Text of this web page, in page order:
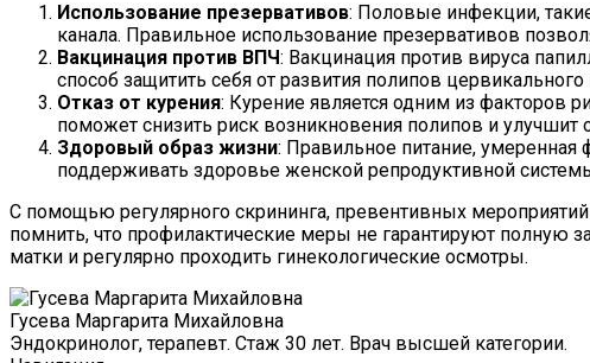
Использование презервативов: Половые инфекции,
канала. Правильное использование презервативов
Вакцинация против ВПЧ: Вакцинация против вируса
способ защитить себя от развития полипов
Отказ от курения: Курение является одним из факторов
поможет снизить риск возникновения полипов и улучшит
Здоровый образ жизни: Правильное питание,
поддерживать здоровье женской репродуктивной
С помощью регулярного скрининга, превентивных
помнить, что профилактические меры не гарантируют полную
матки и регулярно проходить гинекологические осмотры.
Гусева Маргарита Михайловна
Эндокринолог, терапевт. Стаж 30 лет. Врач высшей категории.